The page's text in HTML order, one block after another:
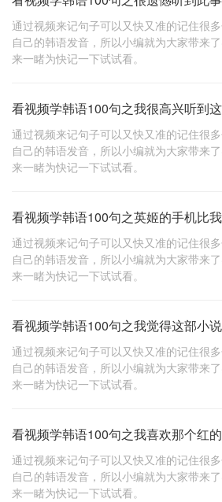
通过视频来记句子可以又快又准的记住很
自己的韩语发音，所以小编就为大家带来
来一睹为快记一下试试看。
看视频学韩语100句之我很高兴听到
通过视频来记句子可以又快又准的记住很
自己的韩语发音，所以小编就为大家带来
来一睹为快记一下试试看。
看视频学韩语100句之英姬的手机比
通过视频来记句子可以又快又准的记住很
自己的韩语发音，所以小编就为大家带来
来一睹为快记一下试试看。
看视频学韩语100句之我觉得这部小
通过视频来记句子可以又快又准的记住很
自己的韩语发音，所以小编就为大家带来
来一睹为快记一下试试看。
看视频学韩语100句之我喜欢那个红的
通过视频来记句子可以又快又准的记住很
自己的韩语发音，所以小编就为大家带来
来一睹为快记一下试试看。